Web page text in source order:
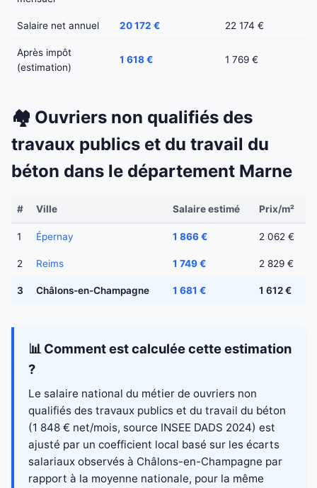
Salaire net annuel 20 172 € 22 174 €
Après impôt
(estimation)
1 618 € 1 769 €
🏘️ Ouvriers non qualifiés des
travaux publics et du travail du
béton dans le département Marne
# Ville Salaire estimé Prix/m²
1 Épernay 1 866 € 2 062 €
2 Reims 1 749 € 2 829 €
3 Châlons-en-Champagne 1 681 € 1 612 €
📊 Comment est calculée cette estimation
?
Le salaire national du métier de ouvriers non
qualifiés des travaux publics et du travail du béton
(1 848 € net/mois, source INSEE DADS 2024) est
ajusté par un coefficient local basé sur les écarts
salariaux observés à Châlons-en-Champagne par
rapport à la moyenne nationale, pour la même